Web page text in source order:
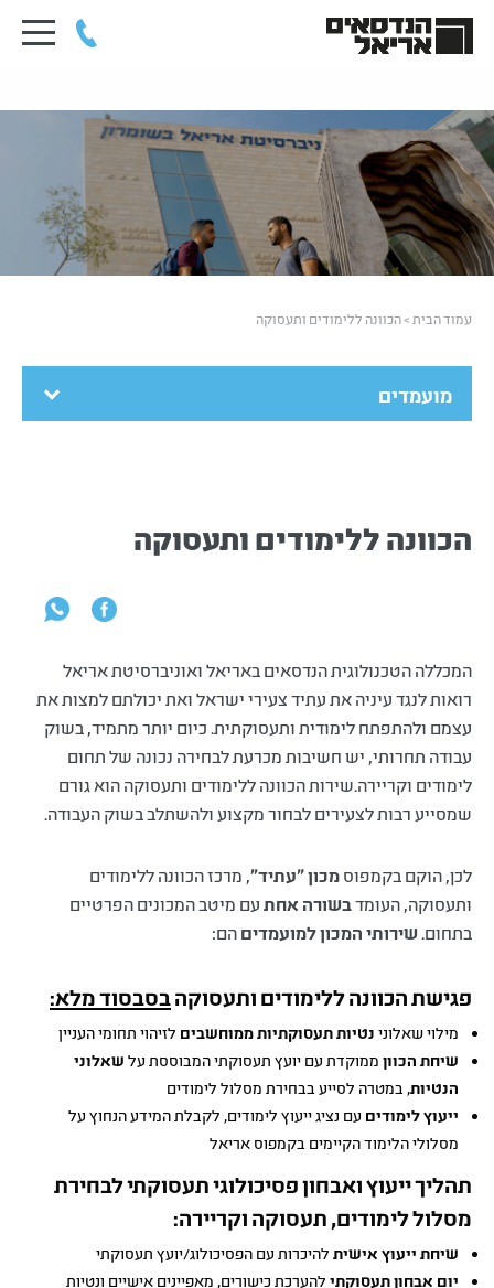
עמוד הבית >הכוונה ללימודים ותעסוקה
מועמדים
הכוונה ללימודים ותעסוקה
המכללה הטכנולוגית הנדסאים באריאל ואוניברסיטת אריאל
רואות לנגד עיניה את עתיד צעירי ישראל ואת יכולתם למצות את
עצמם ולהתפתח לימודית ותעסוקתית. כיום יותר מתמיד, בשוק
עבודה תחרותי, יש חשיבות מכרעת לבחירה נכונה של תחום
לימודים וקריירה.שירות הכוונה ללימודים ותעסוקה הוא גורם
שמסייע רבות לצעירים לבחור מקצוע ולהשתלב בשוק העבודה.
לכן, הוקם בקמפוסמכון ”עתיד", מרכז הכוונה ללימודים
ותעסוקה, העומדבשורה אחתעם מיטב המכונים הפרטיים
בתחום.שירותי המכון למועמדיםהם:
פגישת הכוונה ללימודים ותעסוקהבסבסוד מלא:
מילוי שאלוני נטיות תעסוקתיות ממוחשבים לזיהוי תחומי העניין
שיחת הכוון ממוקדת עם יועץ תעסוקתי המבוססת על שאלוני
הנטיות , במטרה לסייע בבחירת מסלול לימודים
ייעוץ לימודים עם נציג ייעוץ לימודים, לקבלת המידע הנחוץ על
מסלולי הלימוד הקיימים בקמפוס אריאל
תהליך ייעוץ ואבחון פסיכולוגי תעסוקתי לבחירת
מסלול לימודים, תעסוקה וקריירה:
שיחת ייעוץ אישית להיכרות עם הפסיכולוג/יועץ תעסוקתי
יום אבחון תעסוקתי להערכת כישורים, מאפיינים אישיים ונטיות